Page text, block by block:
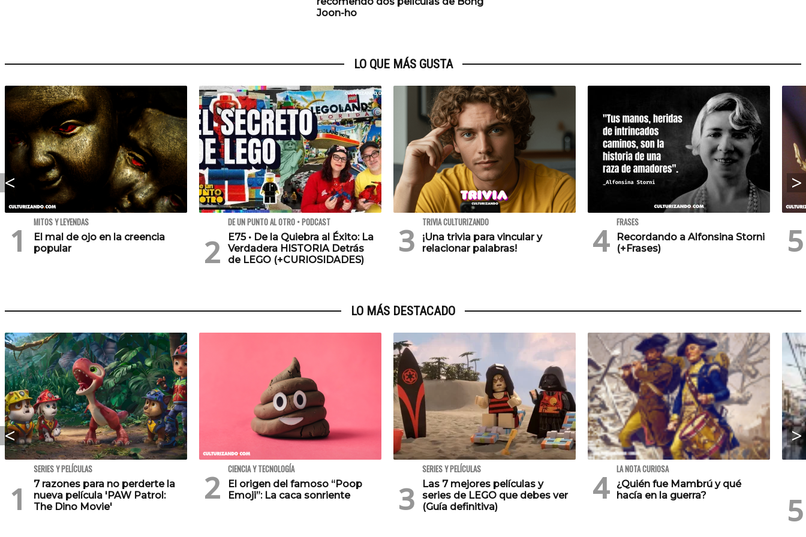
Joon-ho
LO QUE MÁS GUSTA
MITOS Y LEYENDAS
El mal de ojo en la creencia
popular
DE UN PUNTO AL OTRO • PODCAST
E75 • De la Quiebra al Éxito: La
Verdadera HISTORIA Detrás
de LEGO (+CURIOSIDADES)
TRIVIA CULTURIZANDO
¡Una trivia para vincular y
relacionar palabras!
FRASES
Recordando a Alfonsina Storni
(+Frases)
LO MÁS DESTACADO
SERIES Y PELÍCULAS
7 razones para no perderte la
nueva película 'PAW Patrol:
The Dino Movie'
CIENCIA Y TECNOLOGÍA
El origen del famoso “Poop
Emoji”: La caca sonriente
SERIES Y PELÍCULAS
Las 7 mejores películas y
series de LEGO que debes ver
(Guía definitiva)
LA NOTA CURIOSA
¿Quién fue Mambrú y qué
hacía en la guerra?